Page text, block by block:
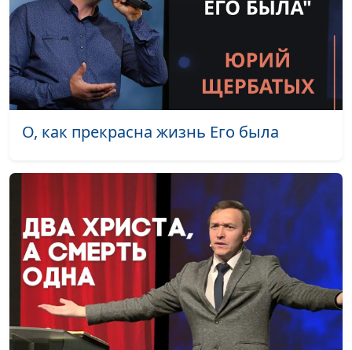
Конфликт поколений:
можно ли избежать?
Валерий Малышев,
священнослужитель
Как отвечать на упрёки
Валерий Малышев,
Вениамин Дашкевич,
христианская жизнь
священнослужитель
Когда эгоизм — не
эгоизм?
Валерий Малышев,
Вениамин Дашкевич,
священнослужитель
#690
Позитивное мышление
и вера в Бога
Валерий Малышев,
Вениамин Дашкевич,
священнослужитель
#689
О, как прекрасна жизнь Его была